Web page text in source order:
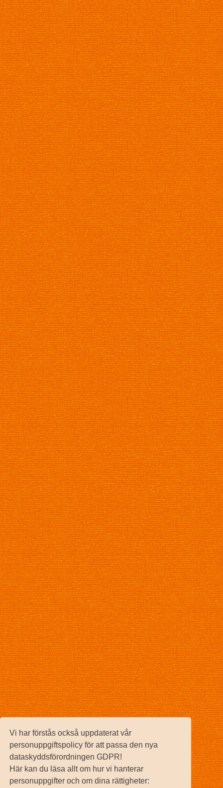
Vi har förstås också uppdaterat vår
personuppgiftspolicy för att passa den nya
dataskyddsförordningen GDPR!
Här kan du läsa allt om hur vi hanterar
personuppgifter och om dina rättigheter: